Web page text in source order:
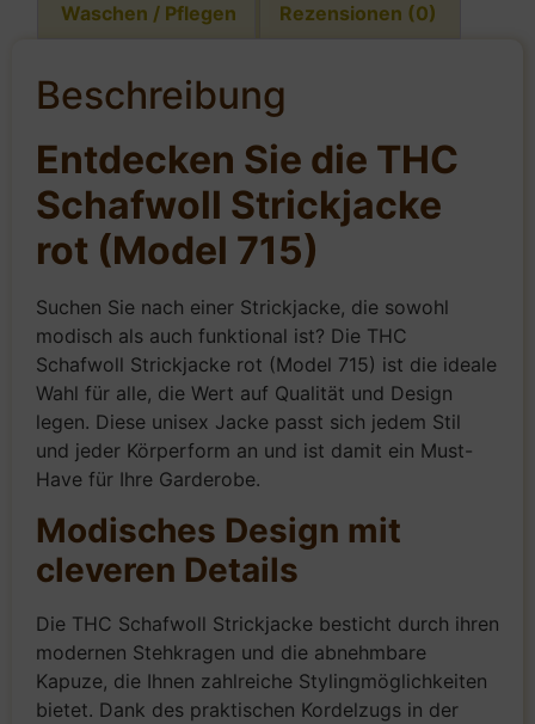
Waschen / Pflegen Rezensionen (0)
Beschreibung
Entdecken Sie die THC
Schafwoll Strickjacke
rot (Model 715)
Suchen Sie nach einer Strickjacke, die sowohl
modisch als auch funktional ist? Die THC
Schafwoll Strickjacke rot (Model 715) ist die ideale
Wahl für alle, die Wert auf Qualität und Design
legen. Diese unisex Jacke passt sich jedem Stil
und jeder Körperform an und ist damit ein Must-
Have für Ihre Garderobe.
Modisches Design mit
cleveren Details
Die THC Schafwoll Strickjacke besticht durch ihren
modernen Stehkragen und die abnehmbare
Kapuze, die Ihnen zahlreiche Stylingmöglichkeiten
bietet. Dank des praktischen Kordelzugs in der